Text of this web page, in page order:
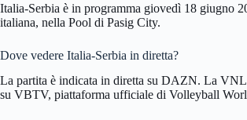
Italia-Serbia è in programma giovedì 18 giugno
italiana, nella Pool di Pasig City.
Dove vedere Italia-Serbia in diretta?
La partita è indicata in diretta su DAZN. La
su VBTV, piattaforma ufficiale di Volleyball